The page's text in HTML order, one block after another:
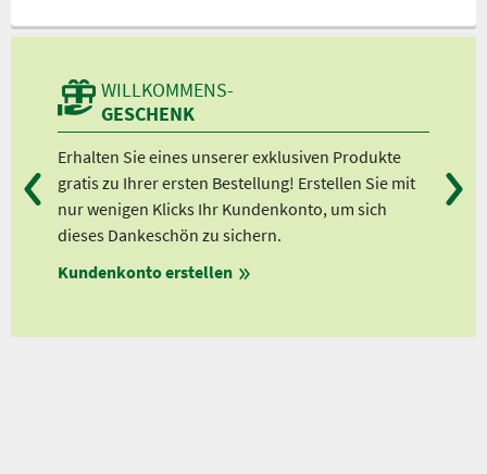
WILLKOMMENS-
GESCHENK
Erhalten Sie eines unserer exklusiven Produkte
gratis zu Ihrer ersten Bestellung! Erstellen Sie mit
nur wenigen Klicks Ihr Kundenkonto, um sich
dieses Dankeschön zu sichern.
Kundenkonto erstellen
Ab